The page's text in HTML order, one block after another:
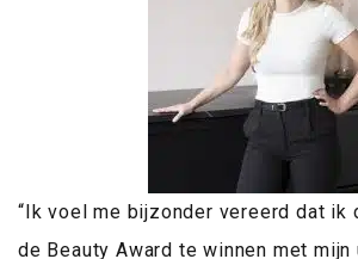
“Ik voel me bijzonder vereerd dat ik
de Beauty Award te winnen met